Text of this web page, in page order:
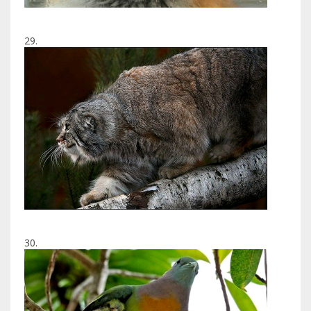
29.
30.